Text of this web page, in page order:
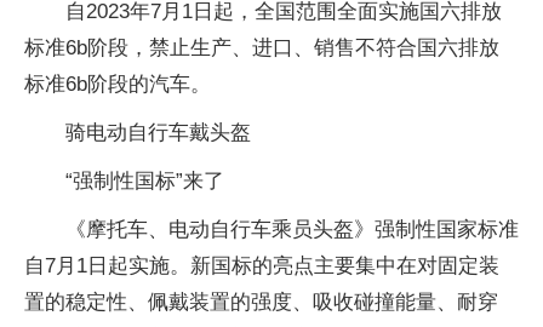
自2023年7月1日起，全国范围全面实施国六排放
标准6b阶段，禁止生产、进口、销售不符合国六排放
标准6b阶段的汽车。
骑电动自行车戴头盔
“强制性国标”来了
《摩托车、电动自行车乘员头盔》强制性国家标准
自7月1日起实施。新国标的亮点主要集中在对固定装
置的稳定性、佩戴装置的强度、吸收碰撞能量、耐穿